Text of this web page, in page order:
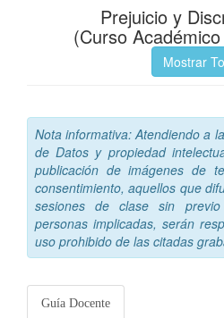
Prejuicio y
(Curso
Mostrar
Nota informativa: Atendiendo a
de Datos y propiedad
publicación de imágenes de
consentimiento, aquellos que
sesiones de clase sin
personas implicadas, serán
uso prohibido de las citadas
Guía Docente